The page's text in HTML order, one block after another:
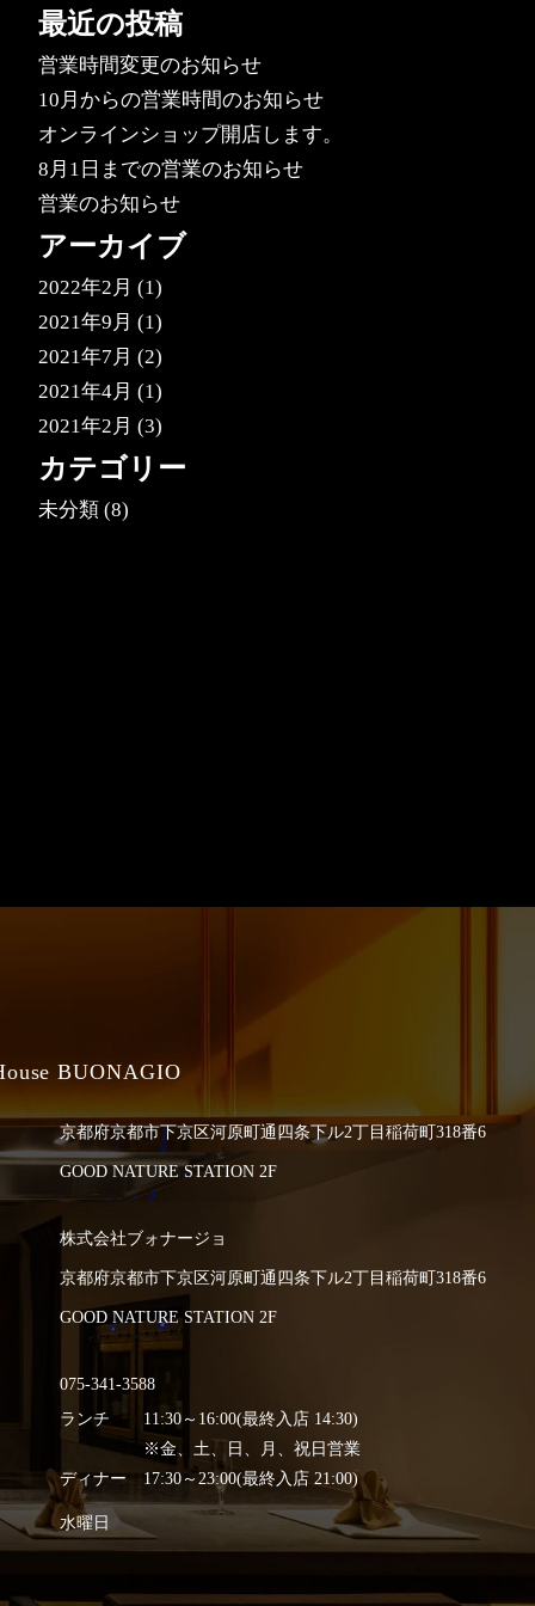
最近の投稿
営業時間変更のお知らせ
10月からの営業時間のお知らせ
オンラインショップ開店します。
8月1日までの営業のお知らせ
営業のお知らせ
アーカイブ
2022年2月 (1)
2021年9月 (1)
2021年7月 (2)
2021年4月 (1)
2021年2月 (3)
カテゴリー
未分類(8)
BUONAGIO
京都府京都市下京区河原町通 四条下ル2丁目稲荷町318番6
GOOD NATURE STATION 2F
株式会社ブォナージョ
京都府京都市下京区河原町通 四条下ル2丁目稲荷町318番6
GOOD NATURE STATION 2F
075-341-3588
ランチ
11:30～16:00(最終入店 14:30)
※金、土、日、月、祝日営業
ディナー
17:30～23:00(最終入店 21:00)
水曜日